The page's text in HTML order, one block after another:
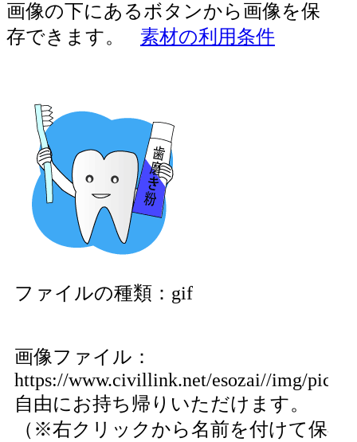
画像の下にあるボタンから画像を保
存できます。
素材の利用条件
ファイルの種類：gif
画像ファイル：
https://www.civillink.net/esozai//img/
自由にお持ち帰りいただけます。
（※右クリックから名前を付けて保存